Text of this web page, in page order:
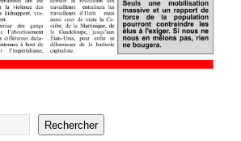
Rechercher